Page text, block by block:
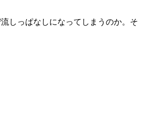
しっぱなしになってしまうのか。そ